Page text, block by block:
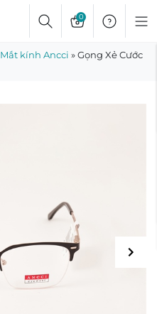
0
Mắt kính Ancci »Gọng Xẻ Cước